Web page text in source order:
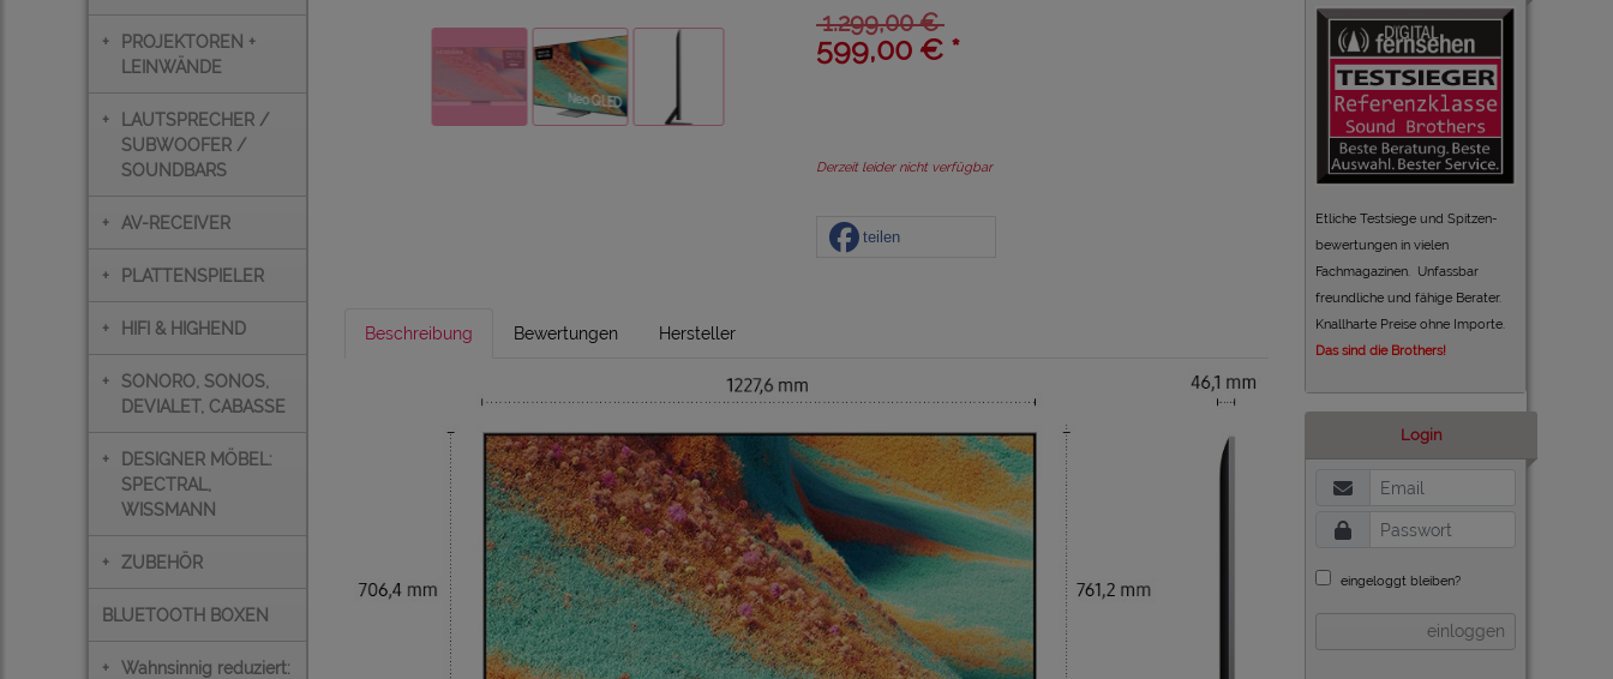
+
PROJEKTOREN +
LEINWÄNDE
+
LAUTSPRECHER /
SUBWOOFER /
SOUNDBARS
+ AV-RECEIVER
+ PLATTENSPIELER
+ HIFI & HIGHEND
+
SONORO, SONOS,
DEVIALET, CABASSE
+
DESIGNER MÖBEL:
SPECTRAL,
WISSMANN
+ ZUBEHÖR
BLUETOOTH BOXEN
+ Wahnsinnig reduziert:
1.299,00 €
599,00 € *
Derzeit leider nicht verfügbar
teilen
Beschreibung Bewertungen Hersteller
Etliche Testsiege und Spitzen-
bewertungen in vielen
Fachmagazinen. Unfassbar
freundliche und fähige Berater.
Knallharte Preise ohne Importe.
Das sind die Brothers!
Login
eingeloggt bleiben?
einloggen